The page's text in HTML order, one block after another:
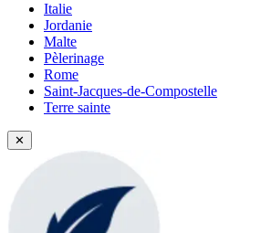
Italie
Jordanie
Malte
Pèlerinage
Rome
Saint-Jacques-de-Compostelle
Terre sainte
✕